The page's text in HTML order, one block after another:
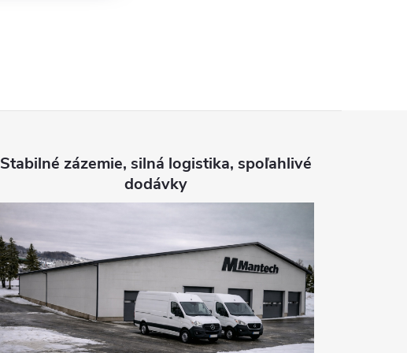
Stabilné zázemie, silná logistika, spoľahlivé
dodávky